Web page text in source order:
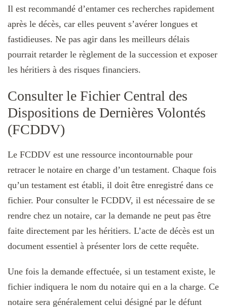
Il est recommandé d’entamer ces recherches rapidement
après le décès, car elles peuvent s’avérer longues et
fastidieuses. Ne pas agir dans les meilleurs délais
pourrait retarder le règlement de la succession et exposer
les héritiers à des risques financiers.
Consulter le Fichier Central des
Dispositions de Dernières Volontés
(FCDDV)
Le FCDDV est une ressource incontournable pour
retracer le notaire en charge d’un testament. Chaque fois
qu’un testament est établi, il doit être enregistré dans ce
fichier. Pour consulter le FCDDV, il est nécessaire de se
rendre chez un notaire, car la demande ne peut pas être
faite directement par les héritiers. L’acte de décès est un
document essentiel à présenter lors de cette requête.
Une fois la demande effectuée, si un testament existe, le
fichier indiquera le nom du notaire qui en a la charge. Ce
notaire sera généralement celui désigné par le défunt